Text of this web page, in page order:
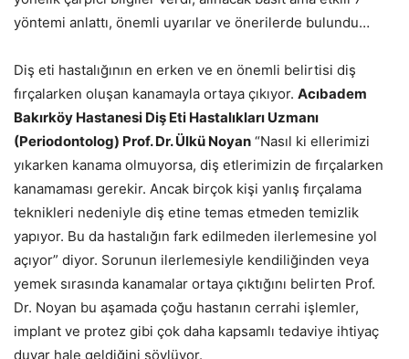
yöntemi anlattı, önemli uyarılar ve önerilerde bulundu…
Diş eti hastalığının en erken ve en önemli belirtisi diş
fırçalarken oluşan kanamayla ortaya çıkıyor. Acıbadem
Bakırköy Hastanesi Diş Eti Hastalıkları Uzmanı
(Periodontolog) Prof. Dr. Ülkü Noyan “Nasıl ki ellerimizi
yıkarken kanama olmuyorsa, diş etlerimizin de fırçalarken
kanamaması gerekir. Ancak birçok kişi yanlış fırçalama
teknikleri nedeniyle diş etine temas etmeden temizlik
yapıyor. Bu da hastalığın fark edilmeden ilerlemesine yol
açıyor” diyor. Sorunun ilerlemesiyle kendiliğinden veya
yemek sırasında kanamalar ortaya çıktığını belirten Prof.
Dr. Noyan bu aşamada çoğu hastanın cerrahi işlemler,
implant ve protez gibi çok daha kapsamlı tedaviye ihtiyaç
duyar hale geldiğini söylüyor.